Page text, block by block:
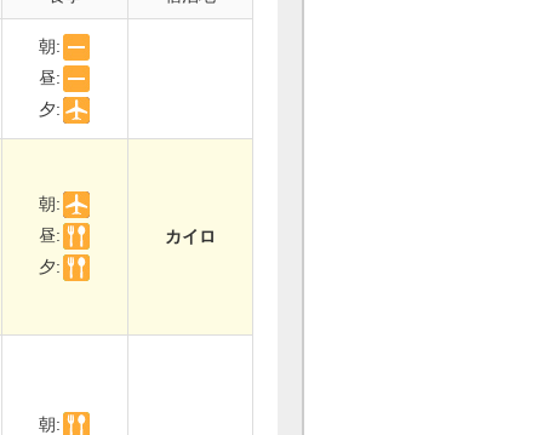
朝:
昼:
夕:
朝:
昼:
夕:
カイロ
朝: